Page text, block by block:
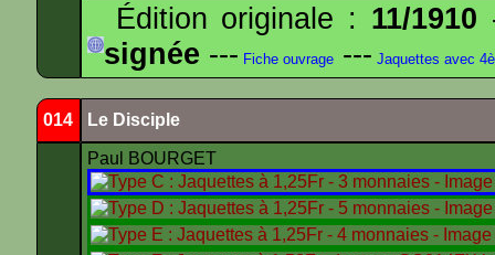
Édition originale : 11/1910
signée --- Fiche ouvrage --- Jaquettes avec
014 Le Disciple
Paul BOURGET